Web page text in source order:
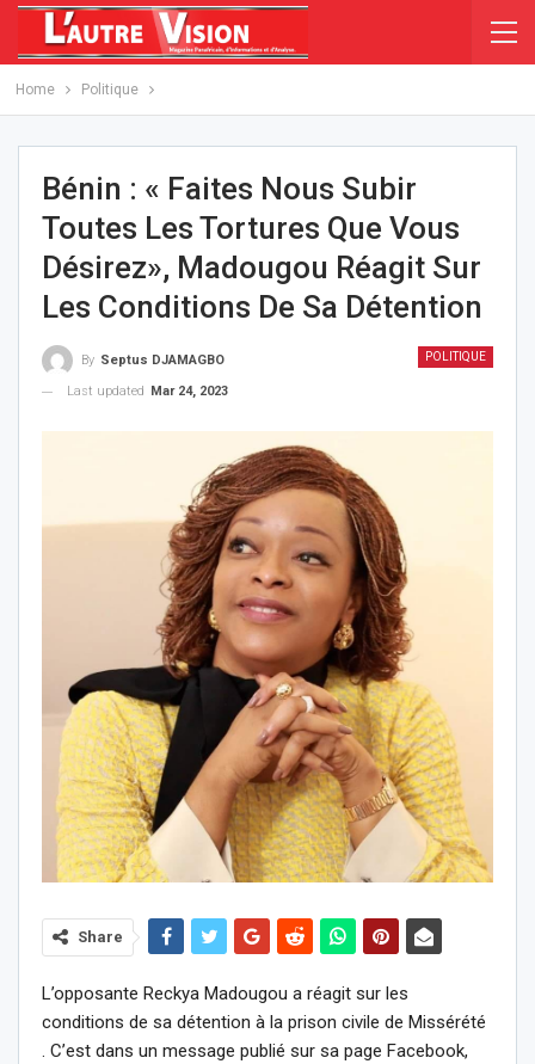
Home Politique
Bénin : « Faites Nous Subir
Toutes Les Tortures Que Vous
Désirez», Madougou Réagit Sur
Les Conditions De Sa Détention
POLITIQUE
By Septus DJAMAGBO
Last updated
Mar 24, 2023
Share
L’opposante Reckya Madougou a réagit sur les
conditions de sa détention à la prison civile de Missérété
. C’est dans un message publié sur sa page Facebook,